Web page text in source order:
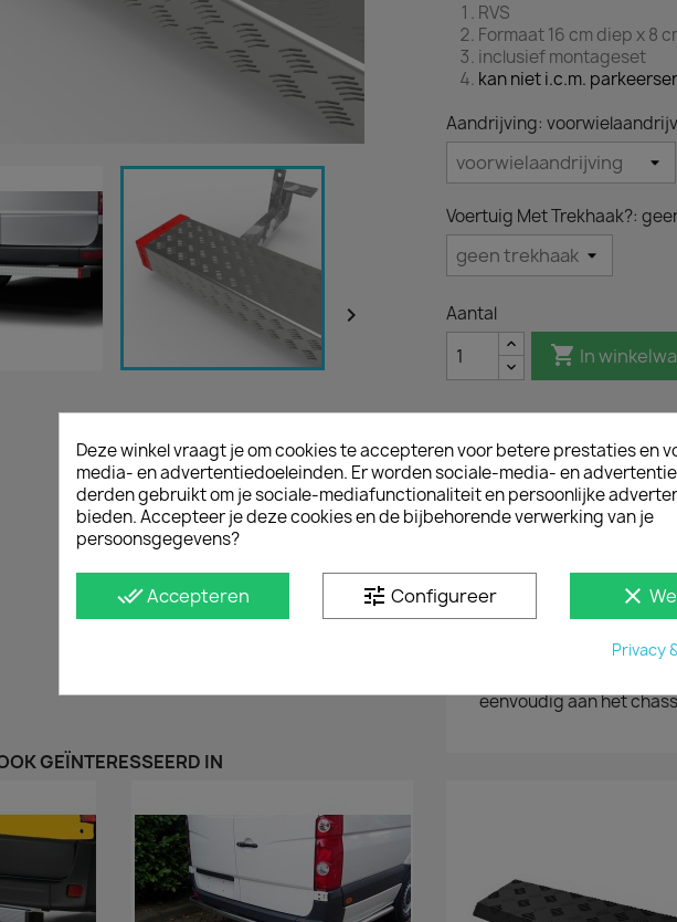

RVS
Formaat 16 cm diep x 8
inclusief montageset
kan niet i.c.m.
Aandrijving:
Voertuig Met Trekhaak?:
Aantal
 In
Omschrijving
Bestel robuuste
Deze Q-Step opstap
heeft een goed anti-slip
ergonomische instap,
aanrijdingaan de
Met bijgeleverde
eenvoudig aan het
GEÏNTERESSEERD IN
Deze winkel vraagt je om cookies te accepteren voor betere prestaties en
media- en advertentiedoeleinden. Er worden sociale-media- en
derden gebruikt om je sociale-mediafunctionaliteit en persoonlijke
bieden. Accepteer je deze cookies en de bijbehorende verwerking van je
persoonsgegevens?
done_allAccepteren tune Configureer clear
Privacy